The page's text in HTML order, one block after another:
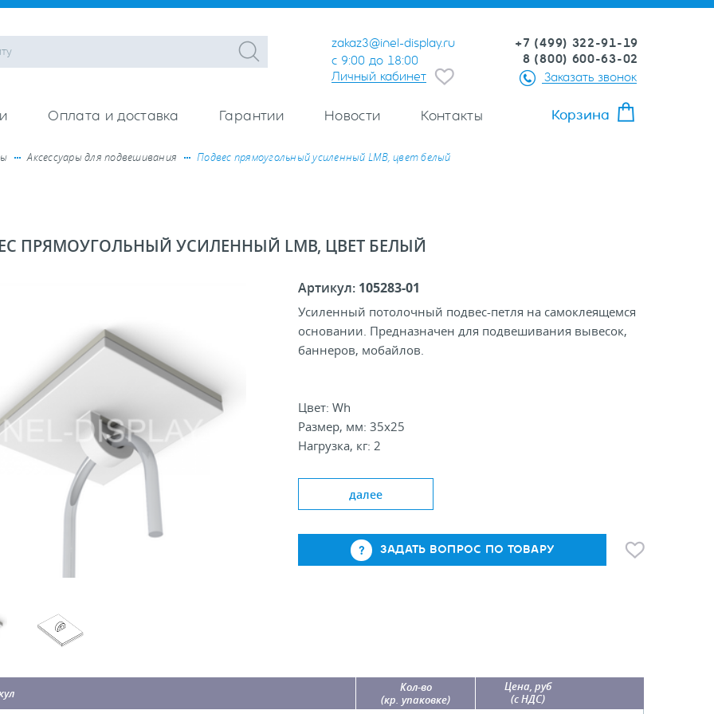
zakaz3@inel-display.ru
с 9:00 до 18:00
Личный кабинет
+7 (499) 322-91-19
8 (800) 600-63-02
Заказать звонок
Оплата и доставка Гарантии Новости Контакты Корзина
Аксессуары для подвешивания Подвес прямоугольный усиленный LMB, цвет белый
ПРЯМОУГОЛЬНЫЙ УСИЛЕННЫЙ LMB, ЦВЕТ БЕЛЫЙ
Артикул: 105283-01
Усиленный потолочный подвес-петля на самоклеящемся
основании. Предназначен для подвешивания вывесок,
баннеров, мобайлов.
Цвет: Wh
Размер, мм: 35х25
Нагрузка, кг: 2
далее
ЗАДАТЬ ВОПРОС ПО ТОВАРУ
Кол-во
(кр. упаковке)
Цена, руб
(с НДС)